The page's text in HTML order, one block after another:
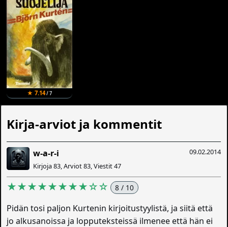
★ 7.14/ 7
Kirja-arviot ja kommentit
09.02.2014
w-a-r-i
Kirjoja 83, Arviot 83, Viestit 47
★★★★★★★★☆☆ 8 / 10
Pidän tosi paljon Kurtenin kirjoitustyylistä, ja siitä että
jo alkusanoissa ja lopputeksteissä ilmenee että hän ei